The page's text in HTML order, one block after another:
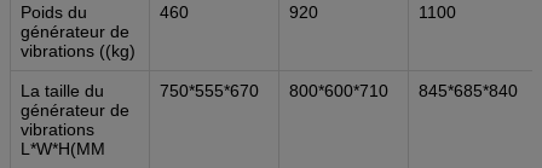
Poids du
générateur de
vibrations ((kg)
460 920 1100
La taille du
générateur de
vibrations
L*W*H(MM
750*555*670 800*600*710 845*685*840